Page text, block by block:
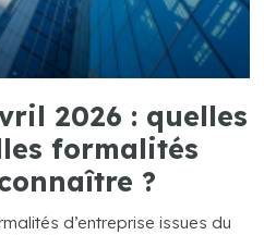
2026 : quelles
formalités
?
d’entreprise issues du